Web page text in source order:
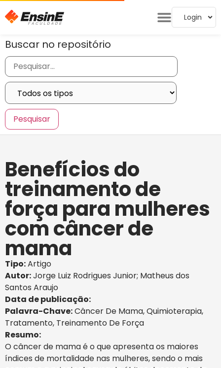
Login
Buscar no repositório
Benefícios do
treinamento de
força para mulheres
com câncer de
mama
Tipo:Artigo
Autor:Jorge Luiz Rodrigues Junior; Matheus dos
Santos Araujo
Data de publicação:
Palavra-Chave:Câncer De Mama,Quimioterapia,
Tratamento, Treinamento De Força
Resumo:
O câncer de mama é o que apresenta os maiores
índices de mortalidade nas mulheres, sendo o mais